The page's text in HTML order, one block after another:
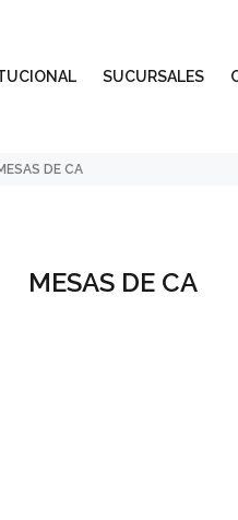
SUCURSALES
DE CA
MESAS DE CA